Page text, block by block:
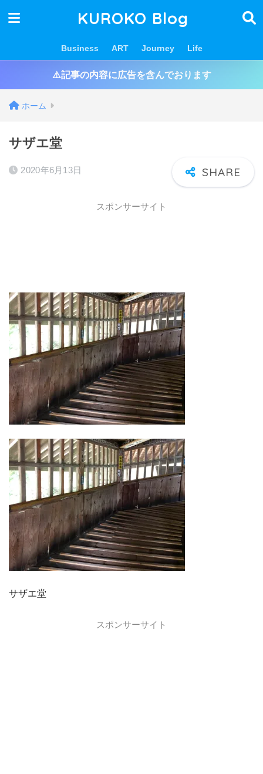
KUROKO Blog
Business ART Journey Life
⚠️記事の内容に広告を含んでおります
ホーム
サザエ堂
2020年6月13日
スポンサーサイト
サザエ堂
スポンサーサイト